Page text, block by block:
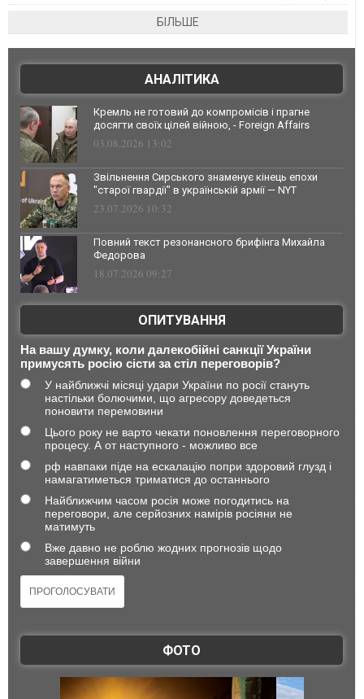
БІЛЬШЕ
АНАЛІТИКА
Кремль не готовий до компромісів і прагне
досягти своїх цілей війною, - Foreign Affairs
03.08.2026 13:02
Звільнення Сирського знаменує кінець епохи
"старої гвардії" в українській армії — NYT
23.07.2026 10:32
Повний текст резонансного брифінга Михайла
Федорова
18.07.2026 09:27
ОПИТУВАННЯ
На вашу думку, коли далекобійні санкції України
примусять росію сісти за стіл переговорів?
У найближчі місяці удари України по росії стануть
настільки болючими, що агресору доведеться
поновити перемовини
Цього року не варто чекати поновлення переговорного
процесу. А от наступного - можливо все
рф навпаки піде на ескалацію попри здоровий глузд і
намагатиметься триматися до останнього
Найближчим часом росія може погодитись на
переговори, але серйозних намірів росіяни не
матимуть
Вже давно не роблю жодних прогнозів щодо
завершення війни
ФОТО